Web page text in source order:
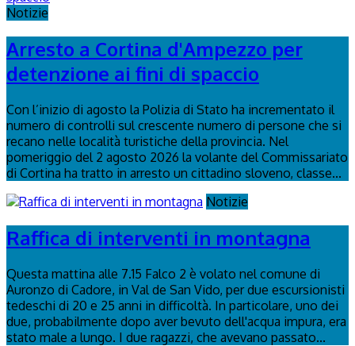
Notizie
Arresto a Cortina d'Ampezzo per
detenzione ai fini di spaccio
Con l’inizio di agosto la Polizia di Stato ha incrementato il
numero di controlli sul crescente numero di persone che si
recano nelle località turistiche della provincia. Nel
pomeriggio del 2 agosto 2026 la volante del Commissariato
di Cortina ha tratto in arresto un cittadino sloveno, classe...
Notizie
Raffica di interventi in montagna
Questa mattina alle 7.15 Falco 2 è volato nel comune di
Auronzo di Cadore, in Val de San Vido, per due escursionisti
tedeschi di 20 e 25 anni in difficoltà. In particolare, uno dei
due, probabilmente dopo aver bevuto dell'acqua impura, era
stato male a lungo. I due ragazzi, che avevano passato...